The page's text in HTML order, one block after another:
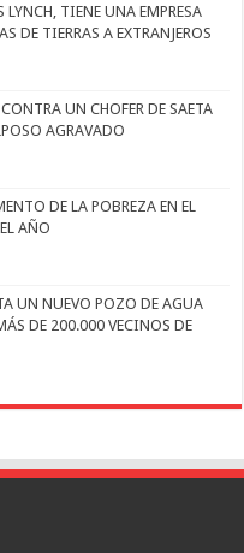
LYNCH, TIENE UNA EMPRESA
DE TIERRAS A EXTRANJEROS
UN CHOFER DE SAETA
AGRAVADO
DE LA POBREZA EN EL
AÑO
UN NUEVO POZO DE AGUA
DE 200.000 VECINOS DE